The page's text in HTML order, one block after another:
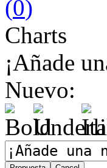
(0)
Charts
¡Añade
Nuevo: